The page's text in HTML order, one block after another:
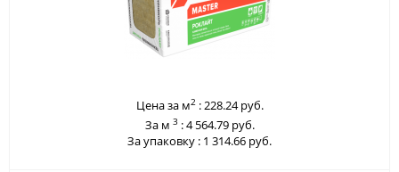
Цена за м2:228.24 руб.
За м 3 :4 564.79 руб.
За упаковку : 1 314.66 руб.